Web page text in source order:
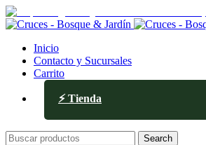
Inicio
Contacto y Sucursales
Carrito
⚡ Tienda
Search